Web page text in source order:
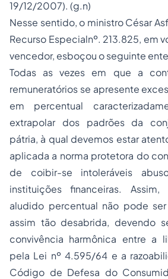
19/12/2007). (g.n)
Nesse sentido, o ministro César
Recurso Especialnº. 213.825, em
vencedor, esboçou o seguinte
Todas as vezes em que a
remuneratórios se apresente
em percentual
extrapolar dos padrões da
pátria, à qual devemos estar
aplicada a norma protetora do
de coibir-se intoleráveis
instituições financeiras.
aludido percentual não pode
assim tão desabrida, devendo
convivência harmônica entre a
pela Lei nº 4.595/64 e a
Código de Defesa do